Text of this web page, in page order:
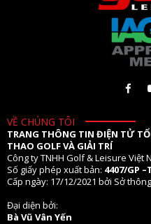
VỀ CHÚNG TÔI
TRANG THÔNG TIN ĐIỆN TỬ
THAO GOLF VÀ GIẢI TRÍ
Công ty TNHH Golf & Leisure Việt
Số giấy phép xuất bản: 4407/GP
Cấp ngày: 17/12/2021 bởi Sở
Đại diện bởi:
Bà Vũ Vân Yến